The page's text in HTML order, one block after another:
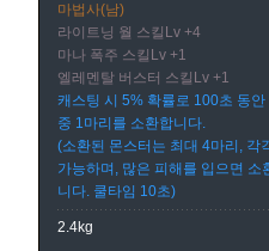
마법사(남)
라이트닝 월 스킬Lv +4
마나 폭주 스킬Lv +1
엘레멘탈 버스터 스킬Lv +1
캐스팅 시 5% 확률로 100초 동
중 1마리를 소환합니다.
(소환된 몬스터는 최대 4마리, 각
가능하며, 많은 피해를 입으면
니다. 쿨타임 10초)
2.4kg